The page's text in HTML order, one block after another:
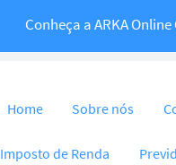
Temos um recado
Conheça a ARKA
Home Sobre nós
Imposto de Renda